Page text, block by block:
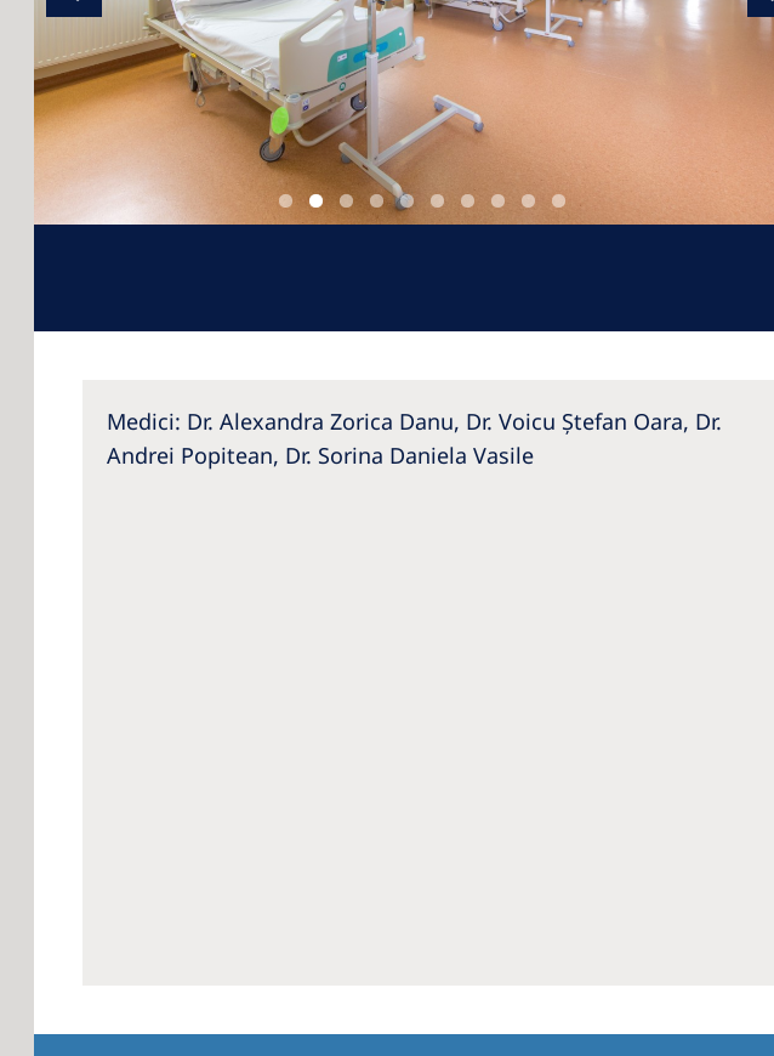
Medici: Dr. Alexandra Zorica Danu, Dr. Voicu Ștefan Oara, Dr.
Andrei Popitean, Dr. Sorina Daniela Vasile